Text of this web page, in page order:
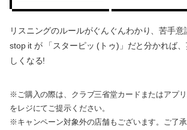
リスニングのルールがぐんぐんわかり、苦手意
stop it が 「スターピッ (トゥ)」だと分かれば
しくなる!
※ご購入の際は、クラブ三省堂カードまたはアプ
をレジにてご提示ください。
※キャンペーン対象外の店舗もございます。ご了承